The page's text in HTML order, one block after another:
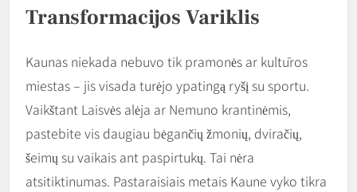
Transformacijos Variklis
Kaunas niekada nebuvo tik pramonės ar kultūros
miestas – jis visada turėjo ypatingą ryšį su sportu.
Vaikštant Laisvės alėja ar Nemuno krantinėmis,
pastebite vis daugiau bėgančių žmonių, dviračių,
šeimų su vaikais ant paspirtukų. Tai nėra
atsitiktinumas. Pastaraisiais metais Kaune vyko tikra